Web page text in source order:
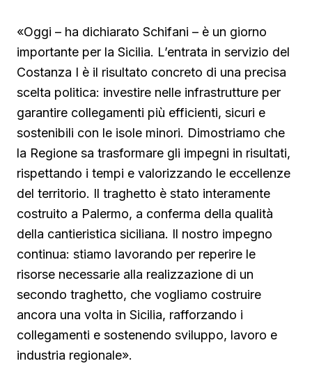
«Oggi – ha dichiarato Schifani – è un giorno
importante per la Sicilia. L’entrata in servizio del
Costanza I è il risultato concreto di una precisa
scelta politica: investire nelle infrastrutture per
garantire collegamenti più efficienti, sicuri e
sostenibili con le isole minori. Dimostriamo che
la Regione sa trasformare gli impegni in risultati,
rispettando i tempi e valorizzando le eccellenze
del territorio. Il traghetto è stato interamente
costruito a Palermo, a conferma della qualità
della cantieristica siciliana. Il nostro impegno
continua: stiamo lavorando per reperire le
risorse necessarie alla realizzazione di un
secondo traghetto, che vogliamo costruire
ancora una volta in Sicilia, rafforzando i
collegamenti e sostenendo sviluppo, lavoro e
industria regionale».